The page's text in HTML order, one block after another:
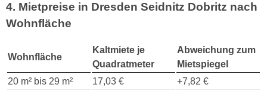
4. Mietpreise in Dresden Seidnitz Dobritz nach
Wohnfläche
Wohnfläche
Kaltmiete je
Quadratmeter
Abweichung zum
Mietspiegel
20 m² bis 29 m²
17,03 €
+7,82 €